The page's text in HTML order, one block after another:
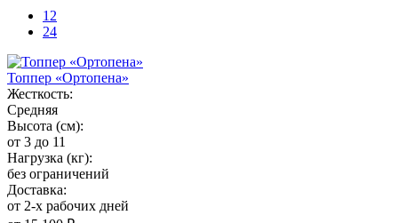
12
24
Топпер «Ортопена»
Жесткость:
Средняя
Высота (см):
от 3 до 11
Нагрузка (кг):
без ограничений
Доставка:
от 2-х рабочих дней